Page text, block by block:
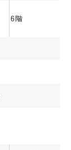
6階